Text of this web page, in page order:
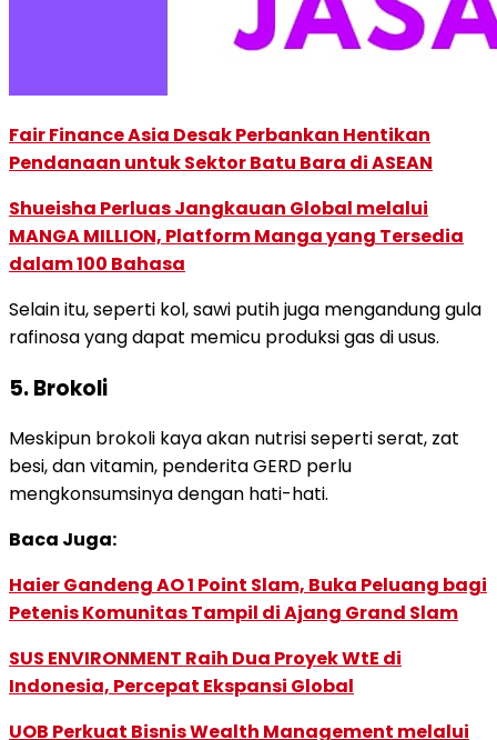
Fair Finance Asia Desak Perbankan Hentikan
Pendanaan untuk Sektor Batu Bara di ASEAN
Shueisha Perluas Jangkauan Global melalui
MANGA MILLION, Platform Manga yang Tersedia
dalam 100 Bahasa
Selain itu, seperti kol, sawi putih juga mengandung gula
rafinosa yang dapat memicu produksi gas di usus.
5. Brokoli
Meskipun brokoli kaya akan nutrisi seperti serat, zat
besi, dan vitamin, penderita GERD perlu
mengkonsumsinya dengan hati-hati.
Baca Juga:
Haier Gandeng AO 1 Point Slam, Buka Peluang bagi
Petenis Komunitas Tampil di Ajang Grand Slam
SUS ENVIRONMENT Raih Dua Proyek WtE di
Indonesia, Percepat Ekspansi Global
UOB Perkuat Bisnis Wealth Management melalui